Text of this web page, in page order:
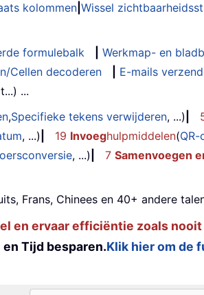
kolommen Wissel
formulebalk Werkmap- en
Cellen decoderen E-mails
...
,Specifieke tekens verwijderen, ...)
, ...) 19 Invoeghulpmiddelen(
, ...) 7 Samenvoegen
Frans, Chinees en 40+ andere
en ervaar efficiëntie zoals
Tijd besparen.Klik hier om de